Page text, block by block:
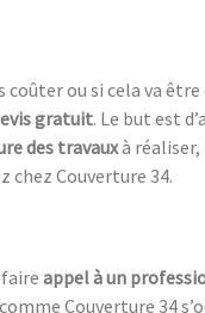
coûter ou si cela va
gratuit. Le but est
des travauxà réaliser,
chez Couverture 34.
appel à un
Couverture 34